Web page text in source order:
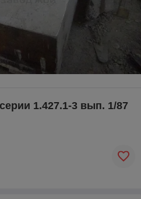
1.427.1-3 вып. 1/87